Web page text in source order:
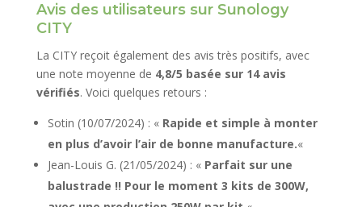
Avis des utilisateurs sur Sunology
CITY
La CITY reçoit également des avis très positifs, avec
une note moyenne de 4,8/5 basée sur 14 avis
vérifiés. Voici quelques retours :
Sotin (10/07/2024) : « Rapide et simple à monter
en plus d’avoir l’air de bonne manufacture.«
Jean-Louis G. (21/05/2024) : « Parfait sur une
balustrade !! Pour le moment 3 kits de 300W,